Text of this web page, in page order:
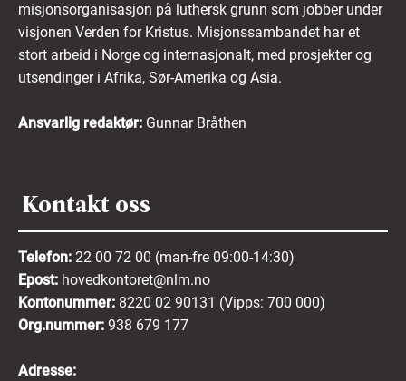
misjonsorganisasjon på luthersk grunn som jobber under
visjonen Verden for Kristus. Misjonssambandet har et
stort arbeid i Norge og internasjonalt, med prosjekter og
utsendinger i Afrika, Sør-Amerika og Asia.
Ansvarlig redaktør: Gunnar Bråthen
Kontakt oss
Telefon: 22 00 72 00 (man-fre 09:00-14:30)
Epost: hovedkontoret@nlm.no
Kontonummer: 8220 02 90131 (Vipps: 700 000)
Org.nummer: 938 679 177
Adresse: